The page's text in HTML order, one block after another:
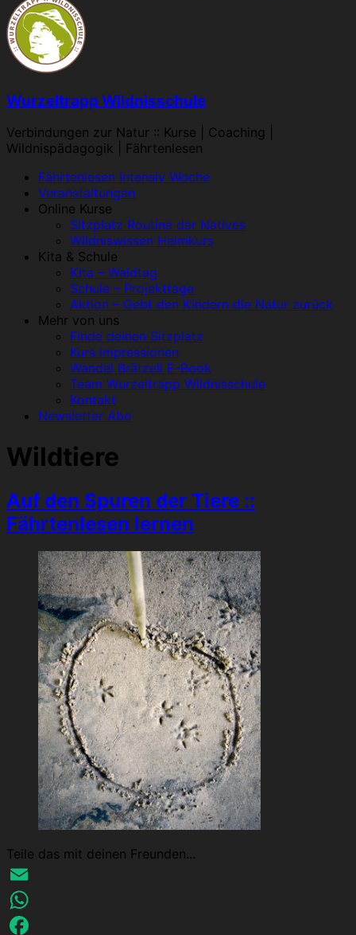
Wurzeltrapp Wildnisschule
Verbindungen zur Natur :: Kurse | Coaching |
Wildnispädagogik | Fährtenlesen
Menü Fährtenlesen Intensiv Woche
Veranstaltungen
Online Kurse
Sitzplatz Routine der Natives
Wildniswissen Heimkurs
Kita & Schule
Kita – Waldtag
Schule – Projekttage
Aktion – Gebt den Kindern die Natur zurück
Mehr von uns
Finde deinen Sitzplatz
Kurs Impressionen
Wandel Brätzeli E-Book
Team Wurzeltrapp Wildnisschule
Kontakt
Newsletter Abo
Wildtiere
Auf den Spuren der Tiere ::
Fährtenlesen lernen
Teile das mit deinen Freunden...
Email
WhatsApp